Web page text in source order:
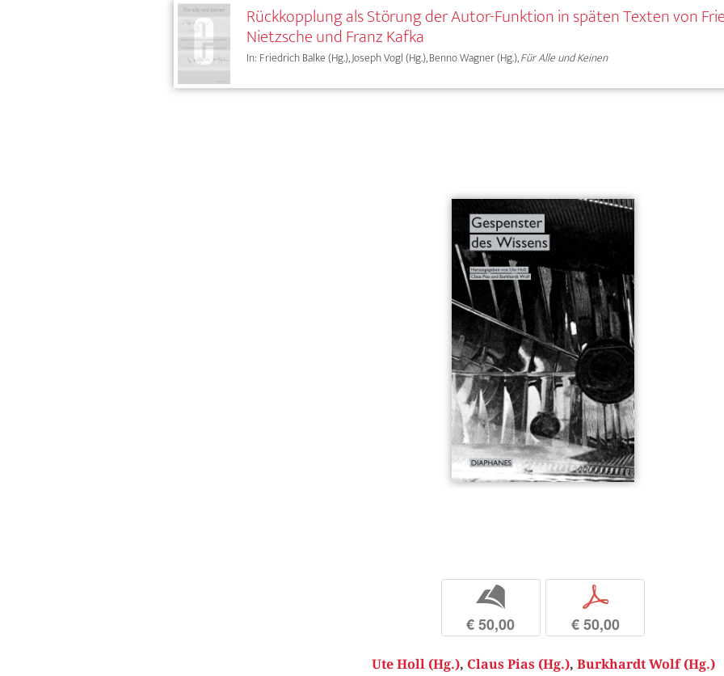
Rückkopplung als Störung der Autor-Funktion in späten Texten von
Nietzsche und Franz Kafka
In: Friedrich Balke (Hg.), Joseph Vogl (Hg.), Benno Wagner (Hg.),Für Alle und Keinen
b
€ 50,00
p
€ 50,00
Ute Holl (Hg.), Claus Pias (Hg.), Burkhardt Wolf (Hg.)